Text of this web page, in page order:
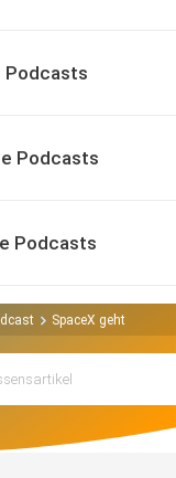
Podcasts
Podcasts
Podcasts
SpaceX geht an die